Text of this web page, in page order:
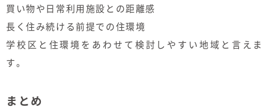
買い物や日常利用施設との距離感
長く住み続ける前提での住環境
学校区と住環境をあわせて検討しやすい地域と言えま
す。
まとめ